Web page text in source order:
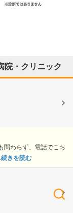
院・クリニック
関わらず、電話でこち
続きを読む